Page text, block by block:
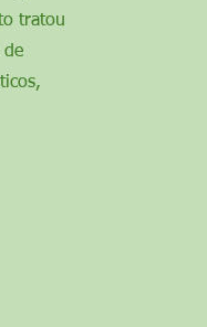
tratou
de